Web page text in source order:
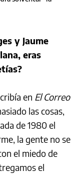
y Jaume
eras
en El Correo
las cosas,
de 1980 el
la gente no se
el miedo de
el